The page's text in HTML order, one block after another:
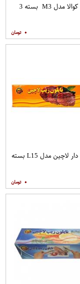
کیسه زباله کوالا مدل M3 بسته 3
۰
کیسه زیپ دار لاچین مدل L15 بسته
۰